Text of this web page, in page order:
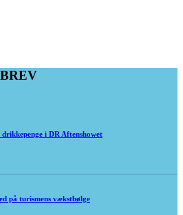
i DR Aftenshowet
på turismens vækstbølge